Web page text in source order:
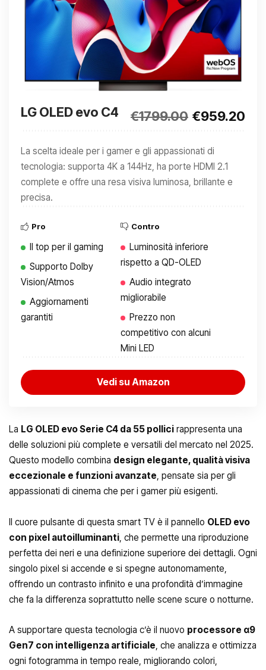
LG OLED evo C4 €1799.00 €959.20
La scelta ideale per i gamer e gli appassionati di
tecnologia: supporta 4K a 144Hz, ha porte HDMI 2.1
complete e offre una resa visiva luminosa, brillante e
precisa.
Pro
Il top per il gaming
Supporto Dolby
Vision/Atmos
Aggiornamenti
garantiti
Contro
Luminosità inferiore
rispetto a QD-OLED
Audio integrato
migliorabile
Prezzo non
competitivo con alcuni
Mini LED
Vedi su Amazon
La LG OLED evo Serie C4 da 55 pollici rappresenta una
delle soluzioni più complete e versatili del mercato nel 2025.
Questo modello combina design elegante, qualità visiva
eccezionale e funzioni avanzate, pensate sia per gli
appassionati di cinema che per i gamer più esigenti.
Il cuore pulsante di questa smart TV è il pannello OLED evo
con pixel autoilluminanti, che permette una riproduzione
perfetta dei neri e una definizione superiore dei dettagli. Ogni
singolo pixel si accende e si spegne autonomamente,
offrendo un contrasto infinito e una profondità d’immagine
che fa la differenza soprattutto nelle scene scure o notturne.
A supportare questa tecnologia c’è il nuovo processore α9
Gen7 con intelligenza artificiale, che analizza e ottimizza
ogni fotogramma in tempo reale, migliorando colori,